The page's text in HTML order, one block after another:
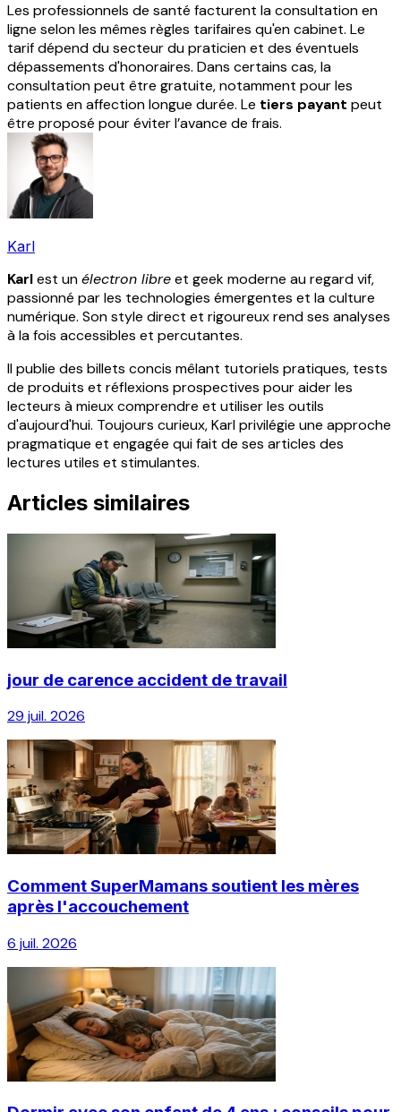
Les professionnels de santé facturent la consultation en
ligne selon les mêmes règles tarifaires qu'en cabinet. Le
tarif dépend du secteur du praticien et des éventuels
dépassements d'honoraires. Dans certains cas, la
consultation peut être gratuite, notamment pour les
patients en affection longue durée. Le tiers payant peut
être proposé pour éviter l’avance de frais.
Karl
Karlest unélectron libreet geek moderne au regard vif,
passionné par les technologies émergentes et la culture
numérique. Son style direct et rigoureux rend ses analyses
à la fois accessibles et percutantes.
Il publie des billets concis mêlant tutoriels pratiques, tests
de produits et réflexions prospectives pour aider les
lecteurs à mieux comprendre et utiliser les outils
d'aujourd'hui. Toujours curieux, Karl privilégie une approche
pragmatique et engagée qui fait de ses articles des
lectures utiles et stimulantes.
Articles similaires
jour de carence accident de travail
29 juil. 2026
Comment SuperMamans soutient les mères
après l'accouchement
6 juil. 2026